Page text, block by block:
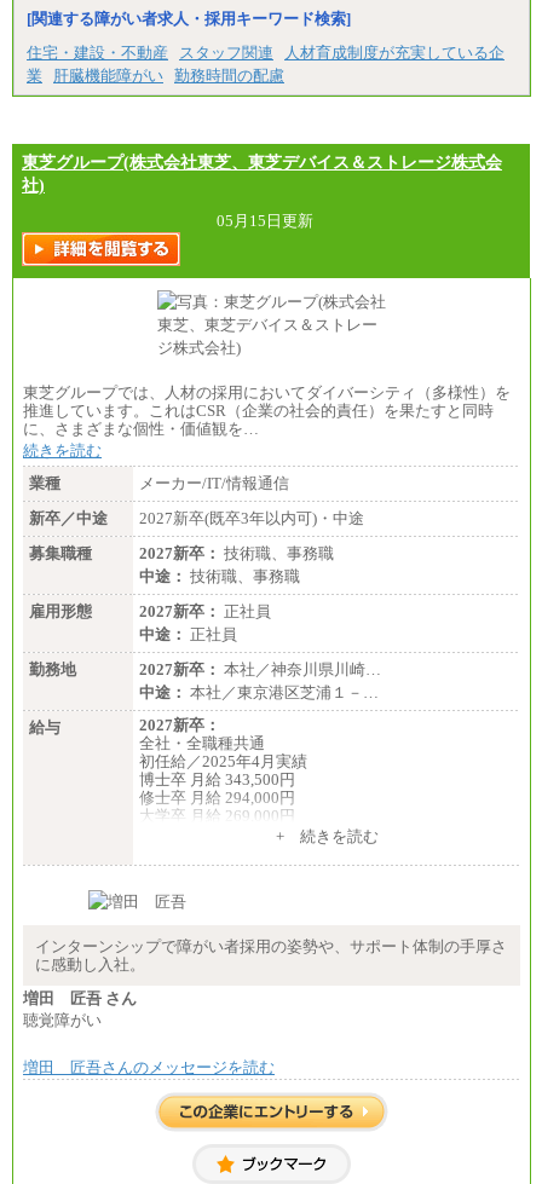
[関連する障がい者求人・採用キーワード検索]
住宅・建設・不動産
スタッフ関連
人材育成制度が充実している企
業
肝臓機能障がい 勤務時間の配慮
東芝グループ(株式会社東芝、東芝デバイス＆ストレージ株式会
社)
05月15日更新
東芝グループでは、人材の採用においてダイバーシティ（多様性）を
推進しています。これはCSR（企業の社会的責任）を果たすと同時
に、さまざまな個性・価値観を…
続きを読む
業種
メーカー/IT/情報通信
新卒／中途
2027新卒(既卒3年以内可)・中途
募集職種
2027新卒： 技術職、事務職
中途： 技術職、事務職
雇用形態
2027新卒： 正社員
中途： 正社員
勤務地
2027新卒： 本社／神奈川県川崎…
中途： 本社／東京港区芝浦１－…
給与
2027新卒：
全社・全職種共通
初任給／2025年4月実績
博士卒 月給 343,500円
修士卒 月給 294,000円
大学卒 月給 269,000円
※試用期間の給与に変更はございません
中途：
す。
+ 続きを読む
インターンシップで障がい者採用の姿勢や、サポート体制の手厚さ
に感動し入社。
増田 匠吾 さん
聴覚障がい
増田 匠吾さんのメッセージを読む